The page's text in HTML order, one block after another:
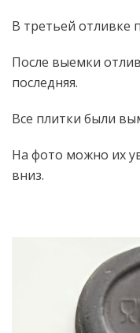
В третьей отливке
После выемки
последняя.
Все плитки были
На фото можно их
вниз.